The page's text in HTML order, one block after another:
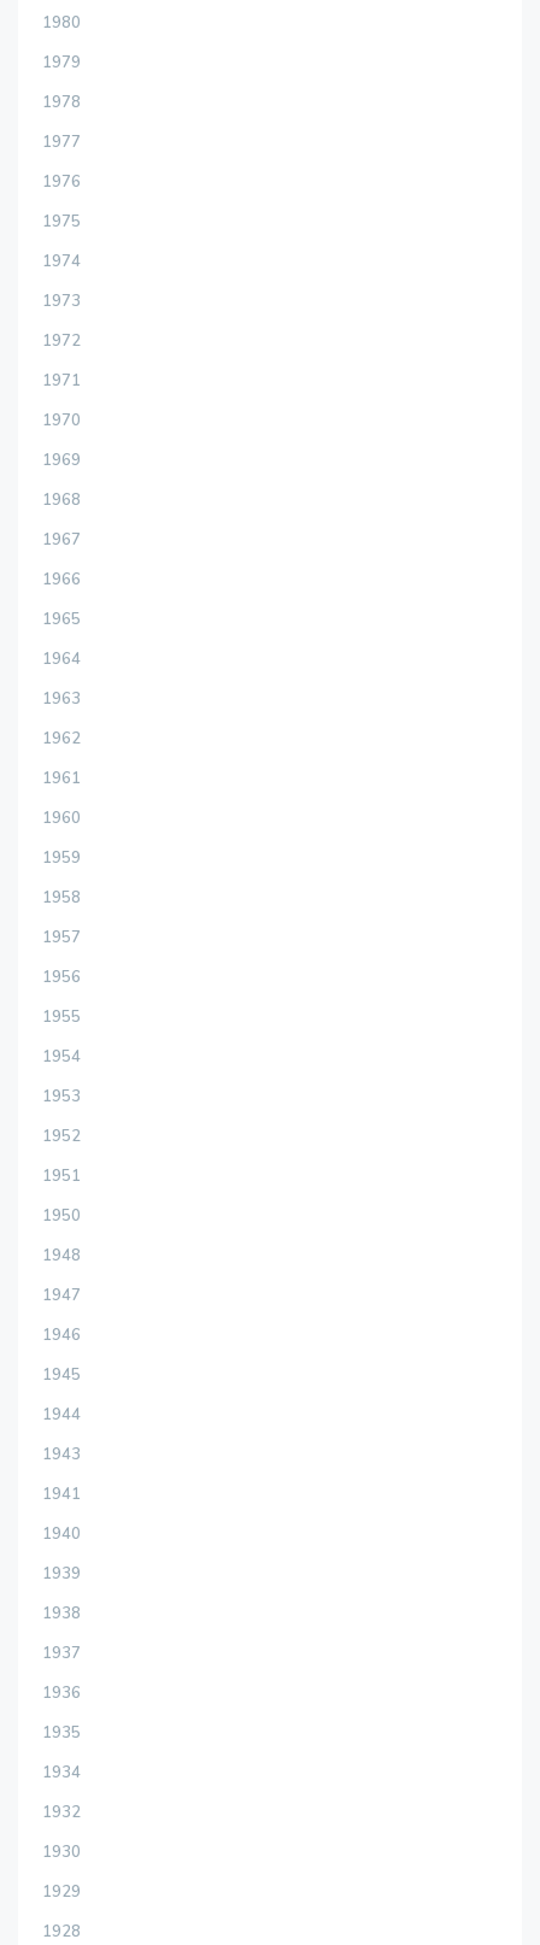
1980
1979
1978
1977
1976
1975
1974
1973
1972
1971
1970
1969
1968
1967
1966
1965
1964
1963
1962
1961
1960
1959
1958
1957
1956
1955
1954
1953
1952
1951
1950
1948
1947
1946
1945
1944
1943
1941
1940
1939
1938
1937
1936
1935
1934
1932
1930
1929
1928